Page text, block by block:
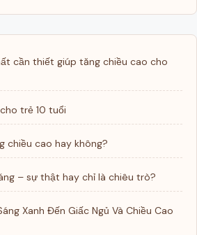
cần thiết giúp tăng chiều cao cho
trẻ 10 tuổi
chiều cao hay không?
– sự thật hay chỉ là chiêu trò?
Xanh Đến Giấc Ngủ Và Chiều Cao